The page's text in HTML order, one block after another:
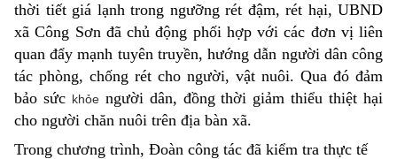
thời tiết giá lạnh trong ngưỡng rét đậm, rét hại, UBND
xã Công Sơn đã chủ động phối hợp với các đơn vị liên
quan đẩy mạnh tuyên truyền, hướng dẫn người dân công
tác phòng, chống rét cho người, vật nuôi. Qua đó đảm
bảo sức khỏengười dân, đồng thời giảm thiểu thiệt hại
cho người chăn nuôi trên địa bàn xã.
Trong chương trình, Đoàn công tác đã kiểm tra thực tế